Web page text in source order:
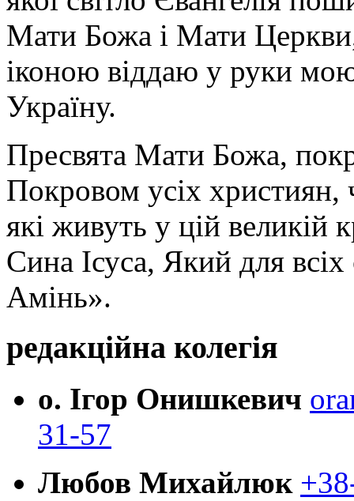
Мати Божа і Мати
іконою віддаю у руки
Україну.
Пресвята Мати Божа,
Покровом усіх християн,
які живуть у цій великій
Сина Ісуса, Який для
Амінь».
редакційна колегія
о. Ігор Онишкевич
31-57
Любов Михайлюк